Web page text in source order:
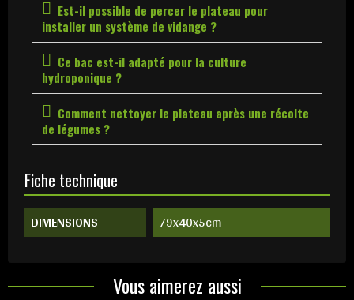
Est-il possible de percer le plateau pour
installer un système de vidange ?
Ce bac est-il adapté pour la culture
hydroponique ?
Comment nettoyer le plateau après une récolte
de légumes ?
Fiche technique
DIMENSIONS 79x40x5cm
Vous aimerez aussi